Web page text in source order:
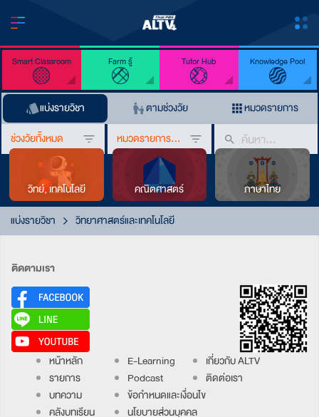
Smart Classroom Farm รู้ Tutor Hub Knowledge Pool
แบ่งรายวิชา ตามช่วงวัย
หมวดรายการ
ช่วงวัยทั้งหมด
หมวดรายการทั้งหมด
วิทย์, เทคโนโลยี คณิตศาสตร์
ภาษาไทย
แบ่งรายวิชา
วิทยาศาสตร์และเทคโนโลยี
ติดตามเรา
หน้าหลัก
รายการ
บทความ
คลังบทเรียน
E-Learning
Podcast
ข้อกำหนดและเงื่อนไข
นโยบายส่วนบุคคล
เกี่ยวกับ ALTV
ติดต่อเรา